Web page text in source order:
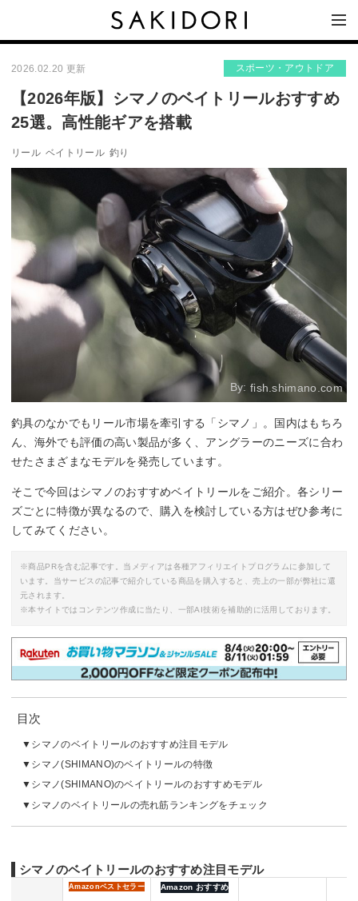
2026.02.20 更新 スポーツ・アウトドア
【2026年版】シマノのベイトリールおすすめ
25選。高性能ギアを搭載
リール ベイトリール 釣り
By: fish.shimano.com
釣具のなかでもリール市場を牽引する「シマノ」。国内はもちろ
ん、海外でも評価の高い製品が多く、アングラーのニーズに合わ
せたさまざまなモデルを発売しています。
そこで今回はシマノのおすすめベイトリールをご紹介。各シリー
ズごとに特徴が異なるので、購入を検討している方はぜひ参考に
してみてください。
※商品PRを含む記事です。当メディアは各種アフィリエイトプログラムに参加して
います。当サービスの記事で紹介している商品を購入すると、売上の一部が弊社に還
元されます。
※本サイトではコンテンツ作成に当たり、一部AI技術を補助的に活用しております。
目次
シマノのベイトリールのおすすめ注目モデル
シマノ(SHIMANO)のベイトリールの特徴
シマノ(SHIMANO)のベイトリールのおすすめモデル
シマノのベイトリールの売れ筋ランキングをチェック
シマノのベイトリールのおすすめ注目モデル
Amazonベストセラー Amazon おすすめ